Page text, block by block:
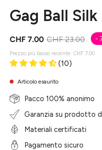
Gag Ball Silk
CHF 7.00 CHF 23.00 -
Prezzo più basso recente: CHF 7.00
(10)
Articolo esaurito
Pacco 100% anonimo
Garanzia su prodotto
Materiali certificati
Pagamento sicuro